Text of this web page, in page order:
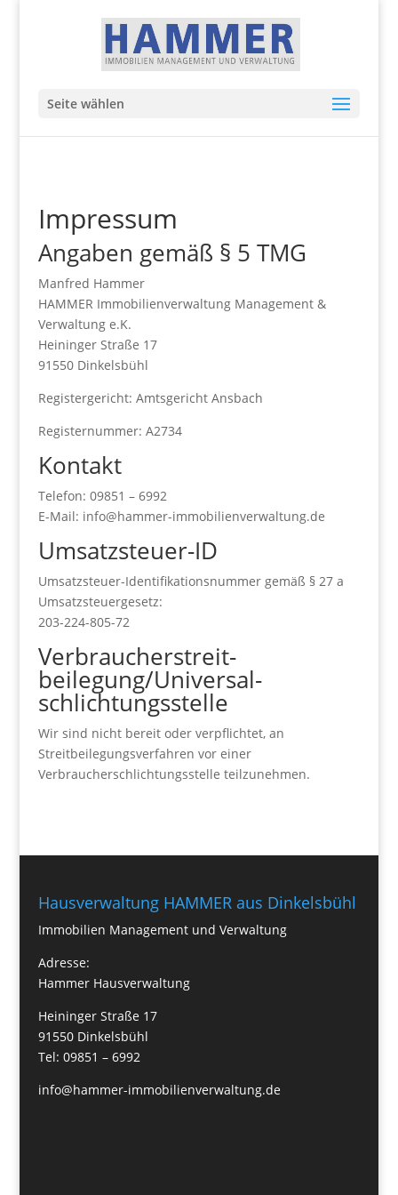
Seite wählen
Impressum
Angaben gemäß § 5 TMG
Manfred Hammer
HAMMER Immobilienverwaltung Management &
Verwaltung e.K.
Heininger Straße 17
91550 Dinkelsbühl
Registergericht: Amtsgericht Ansbach
Registernummer: A2734
Kontakt
Telefon: 09851 – 6992
E-Mail: info@hammer-immobilienverwaltung.de
Umsatzsteuer-ID
Umsatzsteuer-Identifikationsnummer gemäß § 27 a
Umsatzsteuergesetz:
203-224-805-72
Verbraucher­streit­
beilegung/Universal­
schlichtungs­stelle
Wir sind nicht bereit oder verpflichtet, an
Streitbeilegungsverfahren vor einer
Verbraucherschlichtungsstelle teilzunehmen.
Hausverwaltung HAMMER aus Dinkelsbühl
Immobilien Management und Verwaltung
Adresse:
Hammer Hausverwaltung
Heininger Straße 17
91550 Dinkelsbühl
Tel: 09851 – 6992
info@hammer-immobilienverwaltung.de